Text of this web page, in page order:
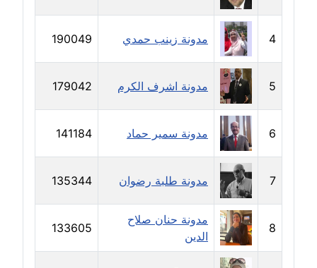
مدونة رشا السعدي
عاملة
مدونة رشا شمس الدين
عاملة
مدونة رشا كمال
عاملة
مدونة رشا ماهر
عاملة
مدونة رشيد سبابو
عاملة
4 مدونة زينب حمدي 190049
5 مدونة اشرف الكرم 179042
6 مدونة سمير حماد 141184
7 مدونة طلبة رضوان 135344
8
مدونة حنان صلاح
الدين
133605